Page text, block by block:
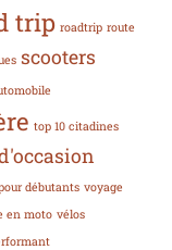
trip roadtrip route
scooters
top 10 citadines
débutants voyage
en moto vélos